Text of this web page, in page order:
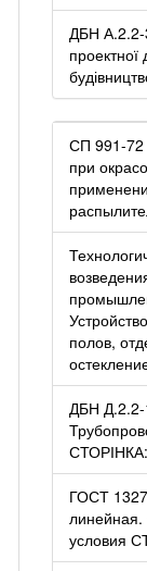
ДБН А.2.2-
проектної
СП 991-72
при
полов,
ДБН Д.2.2-
ГОСТ
условия